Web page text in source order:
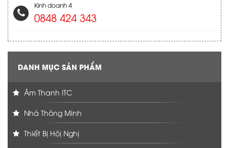
Kinh doanh 4
0848 424 343
DANH MỤC SẢN PHẨM
Âm Thanh ITC
Nhà Thông Minh
Thiết Bị Hôị Nghị